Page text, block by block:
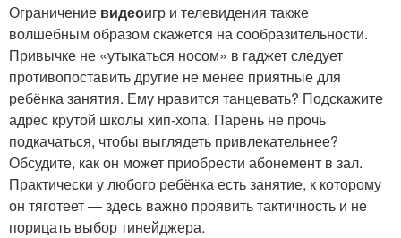
Ограничение видеоигр и телевидения также
волшебным образом скажется на сообразительности.
Привычке не «утыкаться носом» в гаджет следует
противопоставить другие не менее приятные для
ребёнка занятия. Ему нравится танцевать? Подскажите
адрес крутой школы хип-хопа. Парень не прочь
подкачаться, чтобы выглядеть привлекательнее?
Обсудите, как он может приобрести абонемент в зал.
Практически у любого ребёнка есть занятие, к которому
он тяготеет — здесь важно проявить тактичность и не
порицать выбор тинейджера.